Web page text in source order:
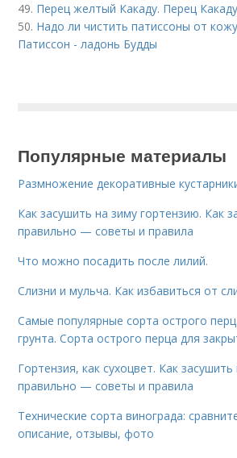
49. Перец желтый Какаду. Перец
50. Надо ли чистить патиссоны от
Патиссон - ладонь Будды
Популярные материалы
Размножение декоративные
Как засушить на зиму гортензию. Как
правильно — советы и правила
Что можно посадить после лилий.
Слизни и мульча. Как избавиться от
Самые популярные сорта острого
грунта. Сорта острого перца для
Гортензия, как сухоцвет. Как
правильно — советы и правила
Технические сорта винограда:
описание, отзывы, фото